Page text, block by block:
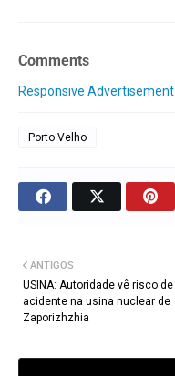
Comments
Responsive Advertisement
Porto Velho
ANTIGOS
USINA: Autoridade vê risco de
acidente na usina nuclear de
Zaporizhzhia